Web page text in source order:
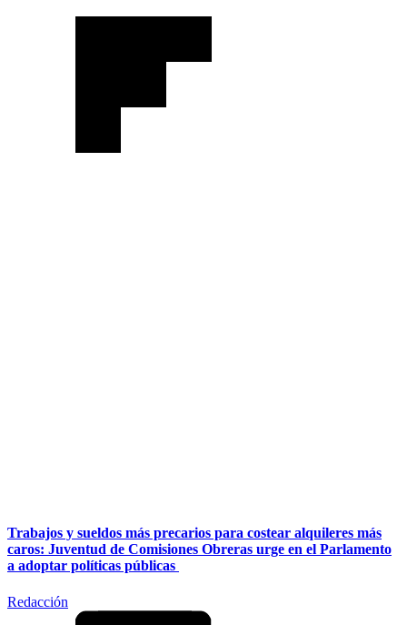
Trabajos y sueldos más precarios para costear alquileres más
caros: Juventud de Comisiones Obreras urge en el Parlamento
a adoptar políticas públicas
Redacción